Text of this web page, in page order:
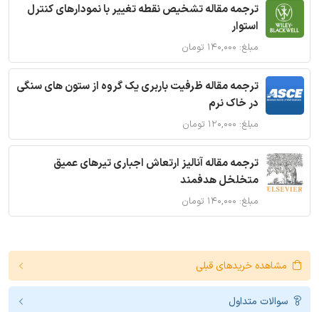
ترجمه مقاله تشخیص نقطه تغییر با نمودارهای کنترل
استوار
مبلغ: ۱۴۰,۰۰۰ تومان
ترجمه مقاله ظرفیت باربری یک گروه از ستون های سنگی
در خاک نرم
مبلغ: ۱۲۰,۰۰۰ تومان
ترجمه مقاله آنالیز ارتعاش اجباری تیرهای عمیق
متخلخل هدفمند
مبلغ: ۱۴۰,۰۰۰ تومان
مشاهده خریدهای قبلی
سوالات متداول